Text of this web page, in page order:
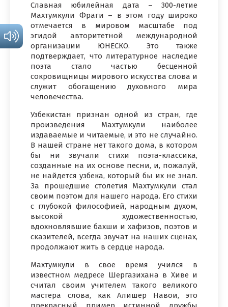
Славная юбилейная дата – 300-летие
Махтумкули Фраги – в этом году широко
отмечается в мировом масштабе под
эгидой авторитетной международной
организации ЮНЕСКО. Это также
подтверждает, что литературное наследие
поэта стало частью бесценной
сокровищницы мирового искусства слова и
служит обогащению духовного мира
человечества.
Узбекистан признан одной из стран, где
произведения Махтумкули наиболее
издаваемые и читаемые, и это не случайно.
В нашей стране нет такого дома, в котором
бы ни звучали стихи поэта-классика,
созданные на их основе песни, и, пожалуй,
не найдется узбека, который бы их не знал.
За прошедшие столетия Махтумкули стал
своим поэтом для нашего народа. Его стихи
с глубокой философией, народным духом,
высокой художественностью,
вдохновлявшие бахши и хафизов, поэтов и
сказителей, всегда звучат на наших сценах,
продолжают жить в сердце народа.
Махтумкули в свое время учился в
известном медресе Шергазихана в Хиве и
считал своим учителем такого великого
мастера слова, как Алишер Навои, это